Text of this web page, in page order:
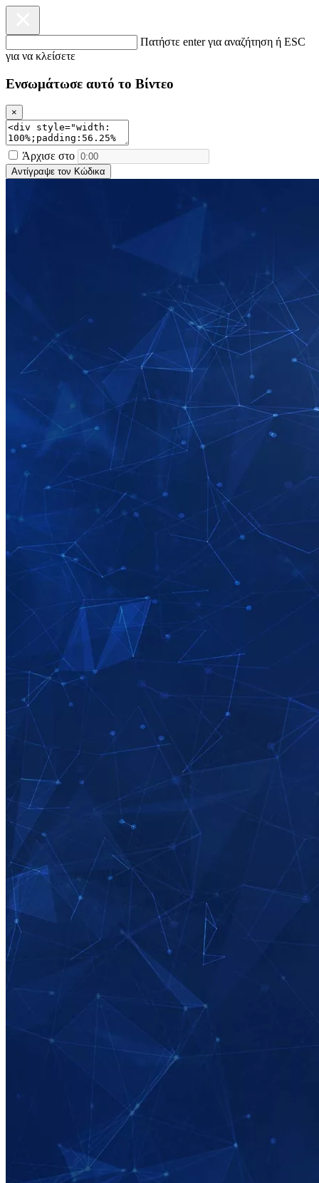
Πατήστε enter για αναζήτηση ή ESC
για να κλείσετε
Ενσωμάτωσε αυτό το Βίντεο
×
Άρχισε στο
Αντίγραψε τον Κώδικα